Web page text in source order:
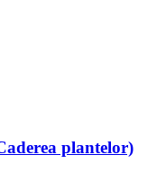
plantelor)